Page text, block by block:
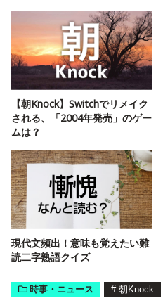
【朝Knock】Switchでリメイク
される、「2004年発売」のゲー
ムは？
現代文頻出！意味も覚えたい難
読二字熟語クイズ
時事・ニュース # 朝Knock